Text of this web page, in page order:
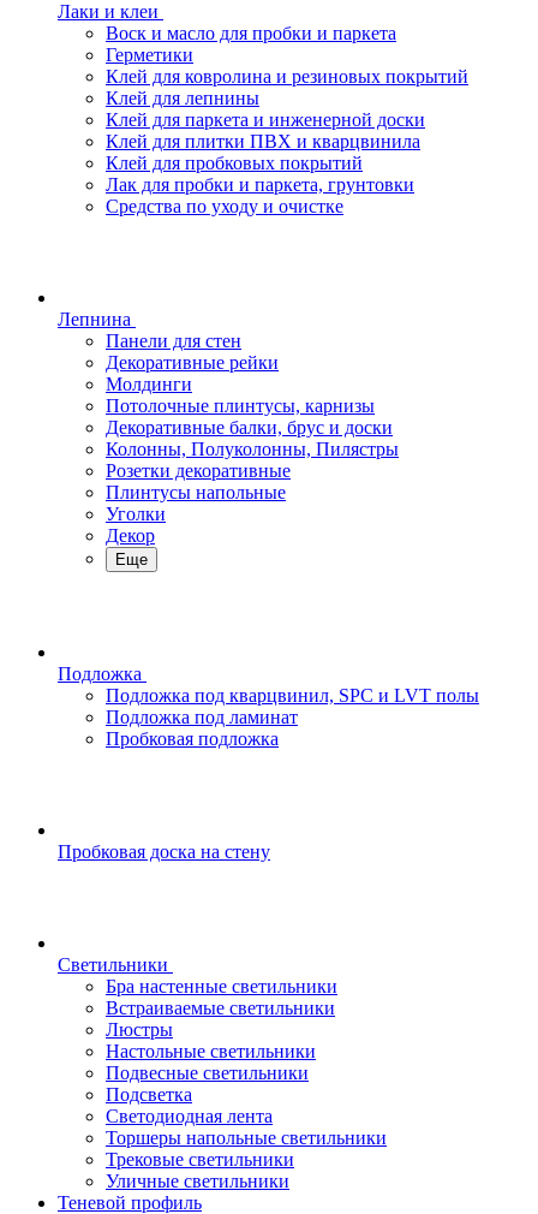
Лаки и клеи
Воск и масло для пробки и паркета
Герметики
Клей для ковролина и резиновых покрытий
Клей для лепнины
Клей для паркета и инженерной доски
Клей для плитки ПВХ и кварцвинила
Клей для пробковых покрытий
Лак для пробки и паркета, грунтовки
Средства по уходу и очистке
Лепнина
Панели для стен
Декоративные рейки
Молдинги
Потолочные плинтусы, карнизы
Декоративные балки, брус и доски
Колонны, Полуколонны, Пилястры
Розетки декоративные
Плинтусы напольные
Уголки
Декор
Еще
Подложка
Подложка под кварцвинил, SPC и LVT полы
Подложка под ламинат
Пробковая подложка
Пробковая доска на стену
Светильники
Бра настенные светильники
Встраиваемые светильники
Люстры
Настольные светильники
Подвесные светильники
Подсветка
Светодиодная лента
Торшеры напольные светильники
Трековые светильники
Уличные светильники
Теневой профиль